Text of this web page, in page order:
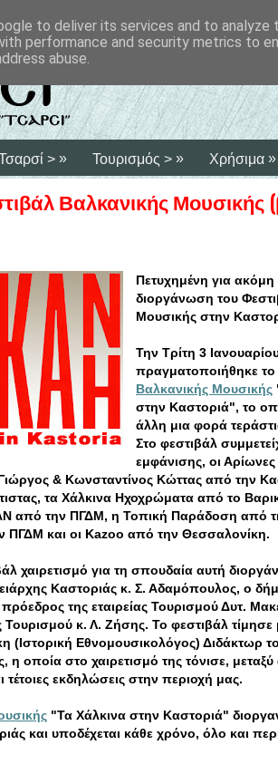
> » Τουρισμός > » Χρήσιμα »
Βαλκανικής Μουσικής
Πετυχημένη για ακόμη
διοργάνωση του
Μουσικής στην
Την Τρίτη 3
πραγματοποιήθηκε το
Βαλκανικής Μουσικής
στην Καστοριά", το
άλλη μια φορά
Στο φεστιβάλ
εμφάνισης, οι
Γιώργος & Κωνσταντίνος Κώττας από την
τα Χάλκινα Ηχοχρώματα από το
από την ΠΓΔΜ, η Τοπική Παράδοση από
ΠΓΔΜ και οι Kazoo από την Θεσσαλονίκη.
χαιρετισμό για τη σπουδαία αυτή
Καστοριάς κ. Σ. Αδαμόπουλος, ο
της εταιρείας Τουρισμού Δυτ.
Τουρισμού κ. Λ. Ζήσης. Το φεστιβάλ
(Ιστορική Εθνομουσικολόγος) Διδάκτωρ
η οποία στο χαιρετισμό της τόνισε,
τέτοιες εκδηλώσεις στην περιοχή μας.
"Τα Χάλκινα στην Καστοριά"
και υποδέχεται κάθε χρόνο, όλο και
to deliver its services and to analyze
performance and security metrics to
abuse.